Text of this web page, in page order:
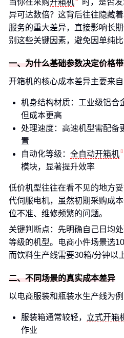
当你在采购开箱机
时，是否
异可达数倍？这背后往往隐藏
服务的重大差异，直接影响长
别这些关键因素，避免因单纯比
一、为什么基础参数决定价格带
开箱机的核心成本差异主要来自
机身结构材质：工业级铝合
但成本更高
处理速度：高速机型需配备
置
自动化等级： 全自动开箱机
模块，显著提升效率
低价机型往往在看不见的地方
代伺服电机，虽然初期采购成
位不准、维修频繁的问题。
关键判断点：先明确自己日均
等级的机型。电商小件场景选
而饮料生产线需要30箱/分钟以
二、不同场景的真实成本差异
以电商服装和瓶装水生产线为例
服装箱通常较轻， 立式开箱
作业